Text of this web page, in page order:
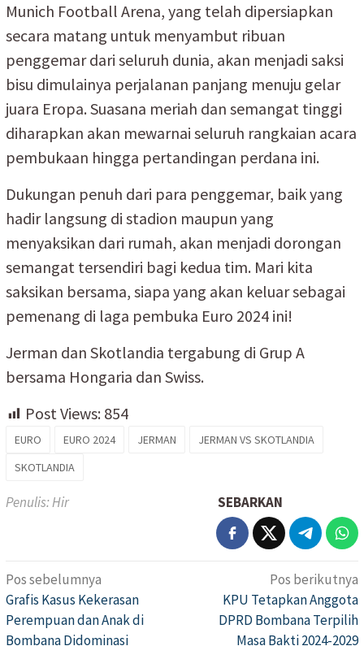
Munich Football Arena, yang telah dipersiapkan
secara matang untuk menyambut ribuan
penggemar dari seluruh dunia, akan menjadi saksi
bisu dimulainya perjalanan panjang menuju gelar
juara Eropa. Suasana meriah dan semangat tinggi
diharapkan akan mewarnai seluruh rangkaian acara
pembukaan hingga pertandingan perdana ini.
Dukungan penuh dari para penggemar, baik yang
hadir langsung di stadion maupun yang
menyaksikan dari rumah, akan menjadi dorongan
semangat tersendiri bagi kedua tim. Mari kita
saksikan bersama, siapa yang akan keluar sebagai
pemenang di laga pembuka Euro 2024 ini!
Jerman dan Skotlandia tergabung di Grup A
bersama Hongaria dan Swiss.
Post Views: 854
EURO EURO 2024 JERMAN
JERMAN VS SKOTLANDIA
SKOTLANDIA
Penulis: Hir SEBARKAN
Navigasi
pos
Pos sebelumnya
Grafis Kasus Kekerasan
Perempuan dan Anak di
Bombana Didominasi
Pos berikutnya
KPU Tetapkan Anggota
DPRD Bombana Terpilih
Masa Bakti 2024-2029